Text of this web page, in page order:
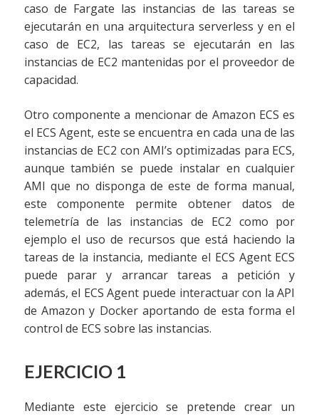
caso de Fargate las instancias de las tareas se
ejecutarán en una arquitectura serverless y en el
caso de EC2, las tareas se ejecutarán en las
instancias de EC2 mantenidas por el proveedor de
capacidad.
Otro componente a mencionar de Amazon ECS es
el ECS Agent, este se encuentra en cada una de las
instancias de EC2 con AMI’s optimizadas para ECS,
aunque también se puede instalar en cualquier
AMI que no disponga de este de forma manual,
este componente permite obtener datos de
telemetría de las instancias de EC2 como por
ejemplo el uso de recursos que está haciendo la
tareas de la instancia, mediante el ECS Agent ECS
puede parar y arrancar tareas a petición y
además, el ECS Agent puede interactuar con la API
de Amazon y Docker aportando de esta forma el
control de ECS sobre las instancias.
EJERCICIO 1
Mediante este ejercicio se pretende crear un